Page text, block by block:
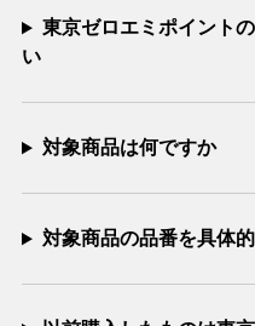
東京ゼロエミポイント
い
対象商品は何ですか
対象商品の品番を具体